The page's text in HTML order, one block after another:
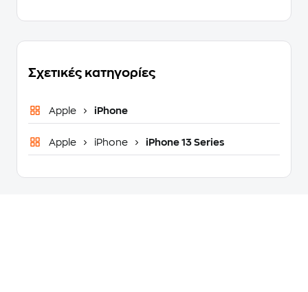
Σχετικές κατηγορίες
Apple iPhone
Apple iPhone iPhone 13 Series